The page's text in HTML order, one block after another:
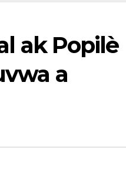
ak Popilè
a